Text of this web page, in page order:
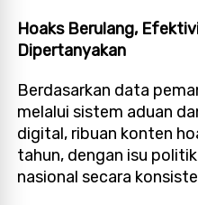
Hoaks Berulang,
Dipertanyakan
Berdasarkan data
melalui sistem aduan
digital, ribuan konten
tahun, dengan isu
nasional secara